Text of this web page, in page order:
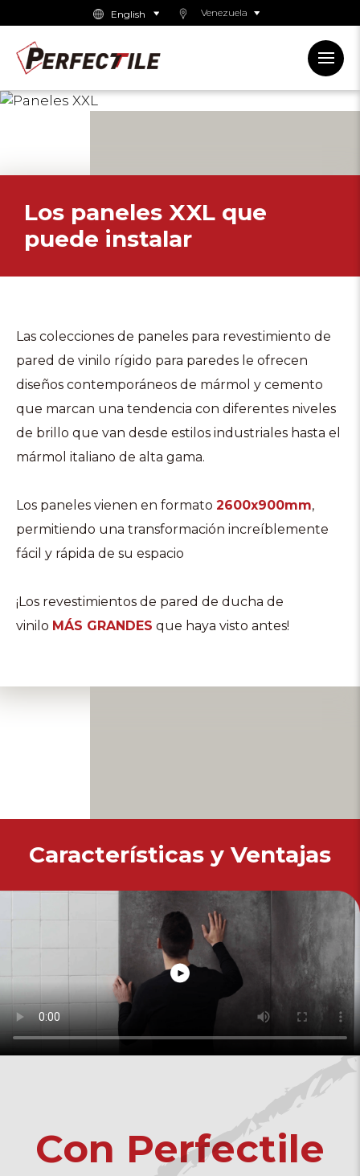
Venezuela
PANELES
Los paneles XXL que
puede instalar
Las colecciones de paneles para revestimiento de
pared de vinilo rígido para paredes le ofrecen
diseños contemporáneos de mármol y cemento
que marcan una tendencia con diferentes niveles
de brillo que van desde estilos industriales hasta el
mármol italiano de alta gama.
Los paneles vienen en formato 2600x900mm,
permitiendo una transformación increíblemente
fácil y rápida de su espacio
¡Los revestimientos de pared de ducha de
vinilo MÁS GRANDES que haya visto antes!
Características y Ventajas
Con Perfectile